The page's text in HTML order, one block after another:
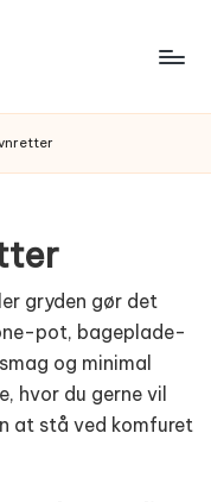
gryden gør det
pot, bageplade-
og minimal
hvor du gerne vil
at stå ved komfuret